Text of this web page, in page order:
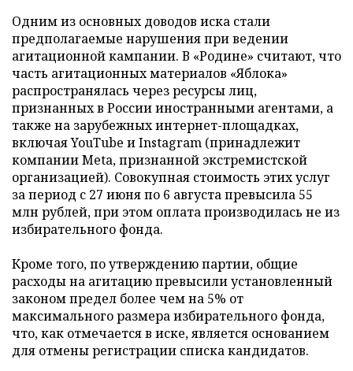
Одним из основных доводов иска стали
предполагаемые нарушения при ведении
агитационной кампании. В «Родине» считают, что
часть агитационных материалов «Яблока»
распространялась через ресурсы лиц,
признанных в России иностранными агентами, а
также на зарубежных интернет-площадках,
включая YouTube и Instagram (принадлежит
компании Meta, признанной экстремистской
организацией). Совокупная стоимость этих услуг
за период с 27 июня по 6 августа превысила 55
млн рублей, при этом оплата производилась не из
избирательного фонда.
Кроме того, по утверждению партии, общие
расходы на агитацию превысили установленный
законом предел более чем на 5% от
максимального размера избирательного фонда,
что, как отмечается в иске, является основанием
для отмены регистрации списка кандидатов.